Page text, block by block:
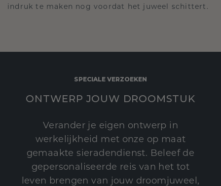
indruk te maken nog voordat het juweel schittert.
SPECIALE VERZOEKEN
ONTWERP JOUW DROOMSTUK
Verander je eigen ontwerp in
werkelijkheid met onze op maat
gemaakte sieradendienst. Beleef de
gepersonaliseerde reis van het tot
leven brengen van jouw droomjuweel,